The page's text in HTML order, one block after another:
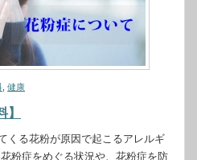
健康
くる花粉が原因で起こるアレルギ
粉症をめぐる状況や、花粉症を防